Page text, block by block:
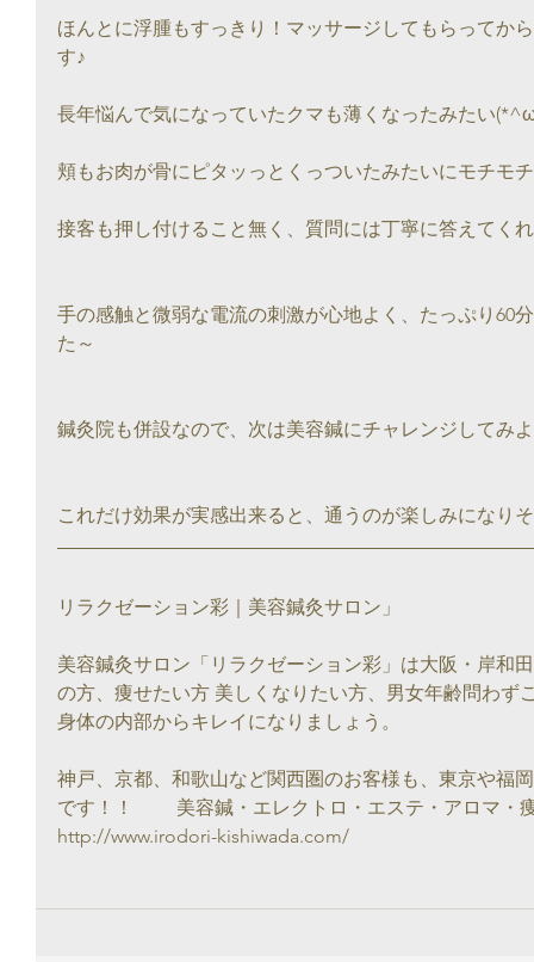
ほんとに浮腫もすっきり！マッサージしてもらってか
す♪
長年悩んで気になっていたクマも薄くなったみたい
頬もお肉が骨にピタッっとくっついたみたいにモチモ
接客も押し付けること無く、質問には丁寧に答えてく
手の感触と微弱な電流の刺激が心地よく、たっぷり60
た～
鍼灸院も併設なので、次は美容鍼にチャレンジしてみ
これだけ効果が実感出来ると、通うのが楽しみになり
リラクゼーション彩｜美容鍼灸サロン」
美容鍼灸サロン「リラクゼーション彩」は大阪・岸和
の方、痩せたい方 美しくなりたい方、男女年齢問わず
身体の内部からキレイになりましょう。
神戸、京都、和歌山など関西圏のお客様も、東京や福
です！！　　 美容鍼・エレクトロ・エステ・アロマ・
http://www.irodori-kishiwada.com/